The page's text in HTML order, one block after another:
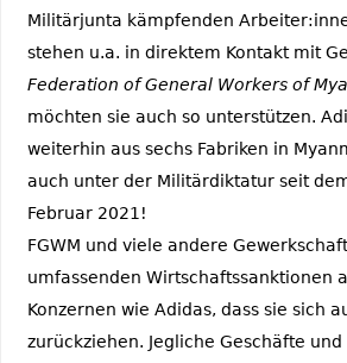
Militärjunta kämpfenden
stehen u.a. in direktem Kontakt mit
Federation of General Workers of
möchten sie auch so unterstützen.
weiterhin aus sechs Fabriken in
auch unter der Militärdiktatur seit
Februar 2021!
FGWM und viele andere
umfassenden Wirtschaftssanktionen
Konzernen wie Adidas, dass sie sich
zurückziehen. Jegliche Geschäfte